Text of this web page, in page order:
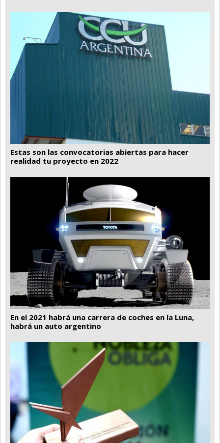
Estas son las convocatorias abiertas para hacer
realidad tu proyecto en 2022
En el 2021 habrá una carrera de coches en la Luna,
habrá un auto argentino